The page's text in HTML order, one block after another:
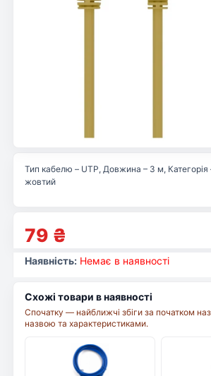
79 ₴
Тип кабелю – UTP, Довжина – 3 м, Категорія
жовтий
Наявність: Немає в наявності
Схожі товари в наявності
Спочатку — найближчі збіги за початком
назвою та характеристиками.